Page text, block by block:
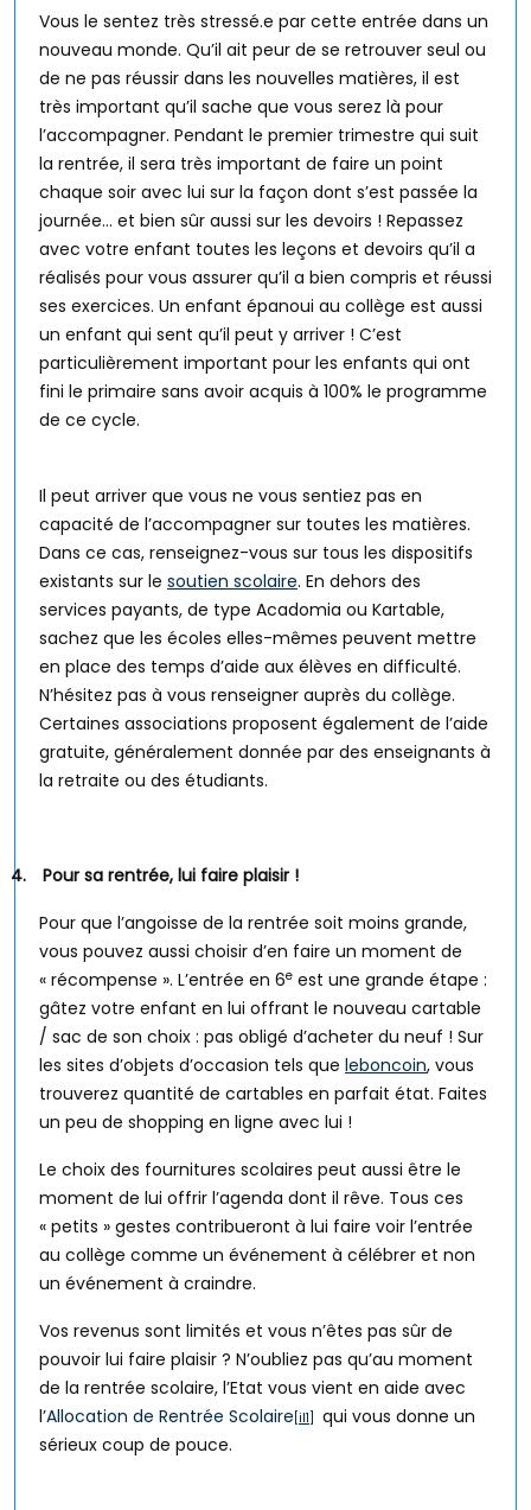
Vous le sentez très stressé.e par cette entrée dans un
nouveau monde. Qu’il ait peur de se retrouver seul ou
de ne pas réussir dans les nouvelles matières, il est
très important qu’il sache que vous serez là pour
l’accompagner. Pendant le premier trimestre qui suit
la rentrée, il sera très important de faire un point
chaque soir avec lui sur la façon dont s’est passée la
journée… et bien sûr aussi sur les devoirs ! Repassez
avec votre enfant toutes les leçons et devoirs qu’il a
réalisés pour vous assurer qu’il a bien compris et réussi
ses exercices. Un enfant épanoui au collège est aussi
un enfant qui sent qu’il peut y arriver ! C’est
particulièrement important pour les enfants qui ont
fini le primaire sans avoir acquis à 100% le programme
de ce cycle.
Il peut arriver que vous ne vous sentiez pas en
capacité de l’accompagner sur toutes les matières.
Dans ce cas, renseignez-vous sur tous les dispositifs
existants sur le soutien scolaire. En dehors des
services payants, de type Acadomia ou Kartable,
sachez que les écoles elles-mêmes peuvent mettre
en place des temps d’aide aux élèves en difficulté.
N’hésitez pas à vous renseigner auprès du collège.
Certaines associations proposent également de l’aide
gratuite, généralement donnée par des enseignants à
la retraite ou des étudiants.
4.
Pour sa rentrée, lui faire plaisir !
Pour que l’angoisse de la rentrée soit moins grande,
vous pouvez aussi choisir d’en faire un moment de
« récompense ». L’entrée en 6e est une grande étape :
gâtez votre enfant en lui offrant le nouveau cartable
/ sac de son choix : pas obligé d’acheter du neuf ! Sur
les sites d’objets d’occasion tels que leboncoin, vous
trouverez quantité de cartables en parfait état. Faites
un peu de shopping en ligne avec lui !
Le choix des fournitures scolaires peut aussi être le
moment de lui offrir l’agenda dont il rêve. Tous ces
« petits » gestes contribueront à lui faire voir l’entrée
au collège comme un événement à célébrer et non
un événement à craindre.
Vos revenus sont limités et vous n’êtes pas sûr de
pouvoir lui faire plaisir ? N’oubliez pas qu’au moment
de la rentrée scolaire, l’Etat vous vient en aide avec
l’Allocation de Rentrée Scolaire [il1]
qui vous donne un
sérieux coup de pouce.